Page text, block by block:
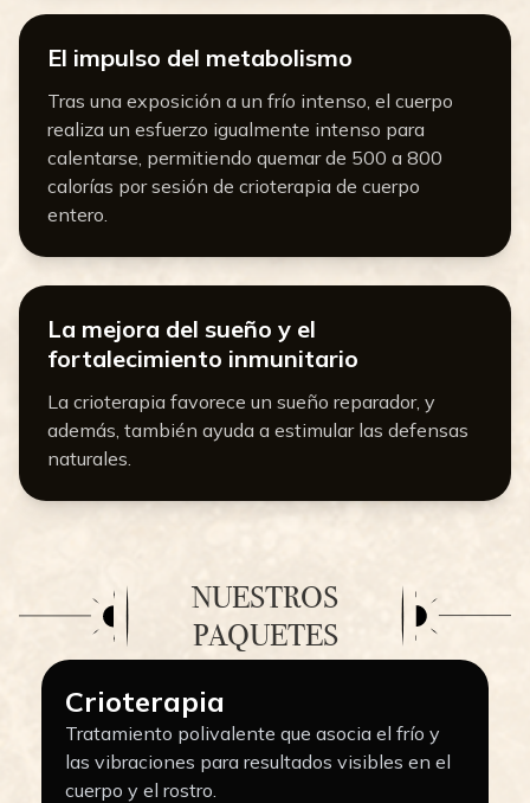
El impulso del metabolismo
Tras una exposición a un frío intenso, el cuerpo
realiza un esfuerzo igualmente intenso para
calentarse, permitiendo quemar de 500 a 800
calorías por sesión de crioterapia de cuerpo
entero.
La mejora del sueño y el
fortalecimiento inmunitario
La crioterapia favorece un sueño reparador, y
además, también ayuda a estimular las defensas
naturales.
NUESTROS
PAQUETES
Crioterapia
Tratamiento polivalente que asocia el frío y
las vibraciones para resultados visibles en el
cuerpo y el rostro.